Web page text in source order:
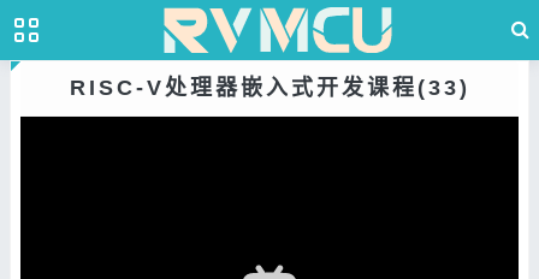
RISC-V处理器嵌入式开发课程(33)